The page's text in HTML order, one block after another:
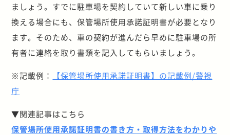
ましょう。すでに駐車場を契約していて新しい車に乗り
換える場合にも、保管場所使用承諾証明書が必要となり
ます。そのため、車の契約が進んだら早めに駐車場の所
有者に連絡を取り書類を記入してもらいましょう。
※記載例：
【保管場所使用承諾証明書】の記載例/警視
庁
▼関連記事はこちら
保管場所使用承諾証明書の書き方・取得方法をわかりや